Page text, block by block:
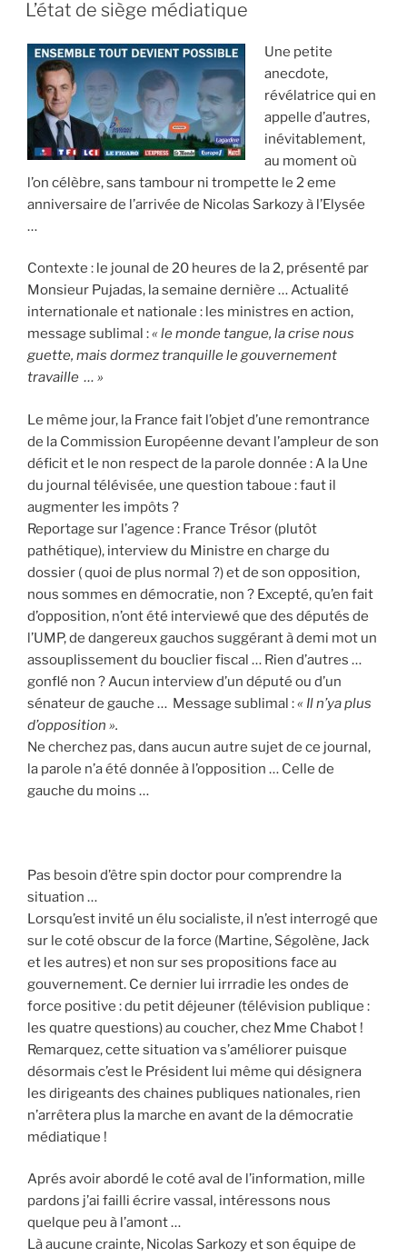
L’état de siège médiatique
Une petite
anecdote,
révélatrice qui en
appelle d’autres,
inévitablement,
au moment où
l’on célèbre, sans tambour ni trompette le 2 eme
anniversaire de l’arrivée de Nicolas Sarkozy à l’Elysée
…
Contexte : le jounal de 20 heures de la 2, présenté par
Monsieur Pujadas, la semaine dernière … Actualité
internationale et nationale : les ministres en action,
message sublimal :« le monde tangue, la crise nous
guette, mais dormez tranquille le gouvernement
travaille … »
Le même jour, la France fait l’objet d’une remontrance
de la Commission Européenne devant l’ampleur de son
déficit et le non respect de la parole donnée : A la Une
du journal télévisée, une question taboue : faut il
augmenter les impôts ?
Reportage sur l’agence : France Trésor (plutôt
pathétique), interview du Ministre en charge du
dossier ( quoi de plus normal ?) et de son opposition,
nous sommes en démocratie, non ? Excepté, qu’en fait
d’opposition, n’ont été interviewé que des députés de
l’UMP, de dangereux gauchos suggérant à demi mot un
assouplissement du bouclier fiscal … Rien d’autres …
gonflé non ? Aucun interview d’un député ou d’un
sénateur de gauche … Message sublimal :« Il n’ya plus
d’opposition ».
Ne cherchez pas, dans aucun autre sujet de ce journal,
la parole n’a été donnée à l’opposition … Celle de
gauche du moins …
Pas besoin d’être spin doctor pour comprendre la
situation …
Lorsqu’est invité un élu socialiste, il n’est interrogé que
sur le coté obscur de la force (Martine, Ségolène, Jack
et les autres) et non sur ses propositions face au
gouvernement. Ce dernier lui irrradie les ondes de
force positive : du petit déjeuner (télévision publique :
les quatre questions) au coucher, chez Mme Chabot !
Remarquez, cette situation va s’améliorer puisque
désormais c’est le Président lui même qui désignera
les dirigeants des chaines publiques nationales, rien
n’arrêtera plus la marche en avant de la démocratie
médiatique !
Aprés avoir abordé le coté aval de l’information, mille
pardons j’ai failli écrire vassal, intéressons nous
quelque peu à l’amont …
Là aucune crainte, Nicolas Sarkozy et son équipe de